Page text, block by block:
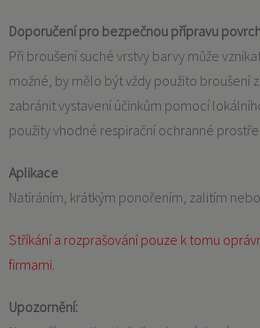
Doporučení pro bezpečnou přípravu
Při broušení suché vrstvy barvy může
možné, by mělo být vždy použito broušení
zabránit vystavení účinkům pomocí
použity vhodné respirační ochranné
Aplikace
Natíráním, krátkým ponořením, zalitím
Stříkání a rozprašování pouze k tomu
firmami.
Upozornění: